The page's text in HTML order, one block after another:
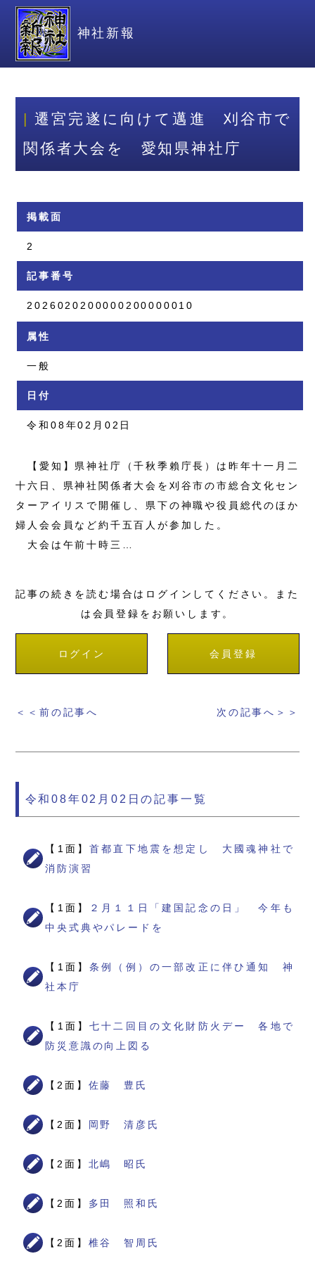
神社新報
遷宮完遂に向けて邁進 刈谷市で
関係者大会を 愛知県神社庁
掲載面
2
記事番号
2026020200000200000010
属性
一般
日付
令和08年02月02日
【愛知】県神社庁（千秋季賴庁長）は昨年十一月二
十六日、県神社関係者大会を刈谷市の市総合文化セン
ターアイリスで開催し、県下の神職や役員総代のほか
婦人会会員など約千五百人が参加した。
大会は午前十時三…
記事の続きを読む場合はログインしてください。また
は会員登録をお願いします。
ログイン 会員登録
＜＜前の記事へ 次の記事へ＞＞
令和08年02月02日の記事一覧
【1面】首都直下地震を想定し 大國魂神社で
消防演習
【1面】
２月１１日「建国記念の日」 今年も
中央式典やパレードを
【1面】条例（例）の一部改正に伴ひ通知 神
社本庁
【1面】七十二回目の文化財防火デー 各地で
防災意識の向上図る
【2面】 佐藤 豊氏
【2面】 岡野 清彦氏
【2面】 北嶋 昭氏
【2面】 多田 照和氏
【2面】 椎谷 智周氏